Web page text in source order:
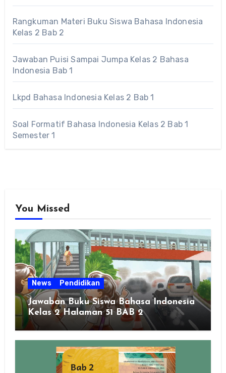
Rangkuman Materi Buku Siswa Bahasa Indonesia
Kelas 2 Bab 2
Jawaban Puisi Sampai Jumpa Kelas 2 Bahasa
Indonesia Bab 1
Lkpd Bahasa Indonesia Kelas 2 Bab 1
Soal Formatif Bahasa Indonesia Kelas 2 Bab 1
Semester 1
You Missed
News Pendidikan
Jawaban Buku Siswa Bahasa Indonesia
Kelas 2 Halaman 51 BAB 2